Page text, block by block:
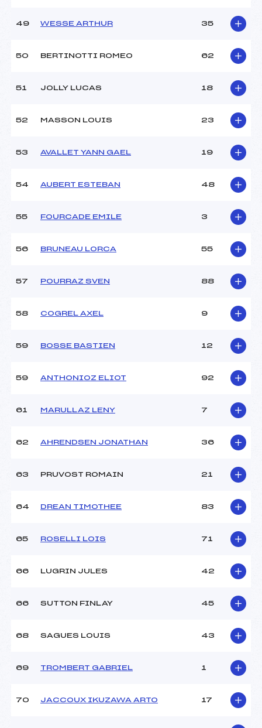
49 WESSE ARTHUR 35
50 BERTINOTTI ROMEO 62
51 JOLLY LUCAS 18
52 MASSON LOUIS 23
53 AVALLET YANN GAEL 19
54 AUBERT ESTEBAN 48
55 FOURCADE EMILE 3
56 BRUNEAU LORCA 55
57 POURRAZ SVEN 88
58 COGREL AXEL 9
59 BOSSE BASTIEN 12
59 ANTHONIOZ ELIOT 92
61 MARULLAZ LENY 7
62 AHRENDSEN JONATHAN 36
63 PRUVOST ROMAIN 21
64 DREAN TIMOTHEE 83
65 ROSELLI LOIS 71
66 LUGRIN JULES 42
66 SUTTON FINLAY 45
68 SAGUES LOUIS 43
69 TROMBERT GABRIEL 1
70 JACCOUX IKUZAWA ARTO 17